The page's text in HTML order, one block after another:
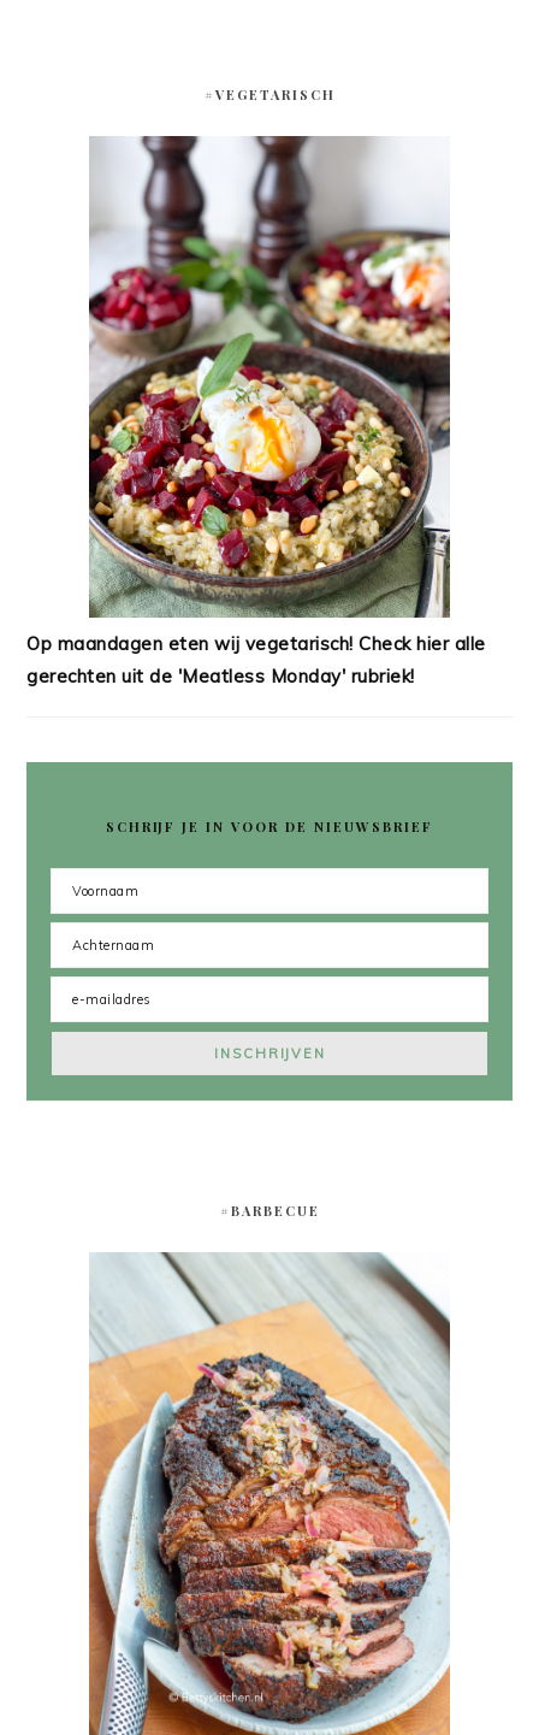
#VEGETARISCH
Op maandagen eten wij vegetarisch! Check hier alle
gerechten uit de 'Meatless Monday' rubriek!
SCHRIJF JE IN VOOR DE NIEUWSBRIEF
#BARBECUE